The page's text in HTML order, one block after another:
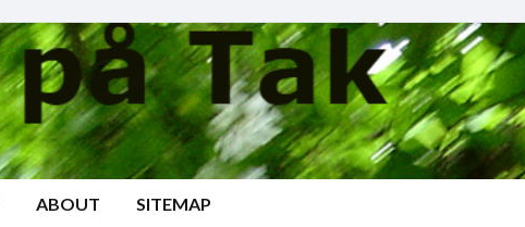
ABOUT SITEMAP